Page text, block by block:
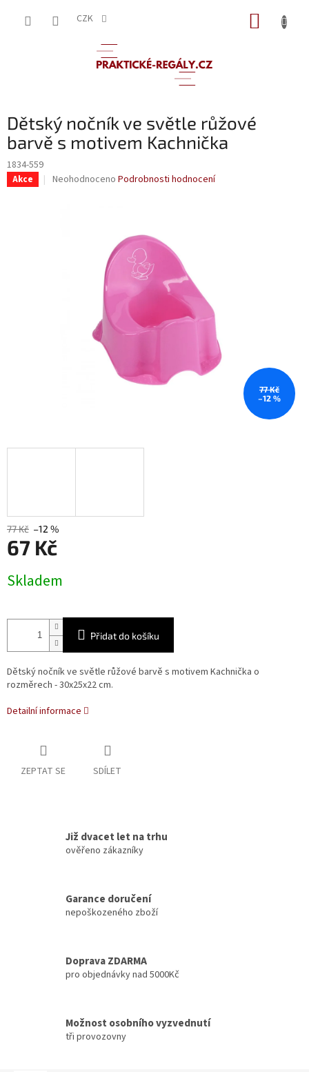
CZK
Dětský nočník ve světle růžové
barvě s motivem Kachnička
1834-559
Akce
Průměrné
Neohodnoceno Podrobnosti hodnocení
77 Kč
–12 %
77 Kč –12 %
67 Kč
cena:
Skladem
Přidat do košíku
Dětský nočník ve světle růžové barvě s motivem Kachnička o
rozměrech - 30x25x22 cm.
Detailní informace
ZEPTAT SE SDÍLET
Již dvacet let na trhu
ověřeno zákazníky
Garance doručení
nepoškozeného zboží
Doprava ZDARMA
pro objednávky nad 5000Kč
Možnost osobního vyzvednutí
tři provozovny